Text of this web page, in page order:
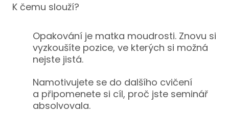
K čemu slouží?
Opakování je matka moudrosti. Znovu si
vyzkoušíte pozice, ve kterých si možná
nejste jistá.
Namotivujete se do dalšího cvičení
a připomenete si cíl, proč jste seminář
absolvovala.